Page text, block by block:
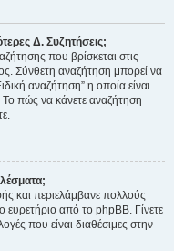
Δ. Συζητήσεις;
που βρίσκεται στις
Σύνθετη αναζήτηση μπορεί να
αναζήτηση” η οποία είναι
Το πώς να κάνετε αναζήτηση
και περιελάμβανε πολλούς
από το phpBB. Γίνετε
που είναι διαθέσιμες στην